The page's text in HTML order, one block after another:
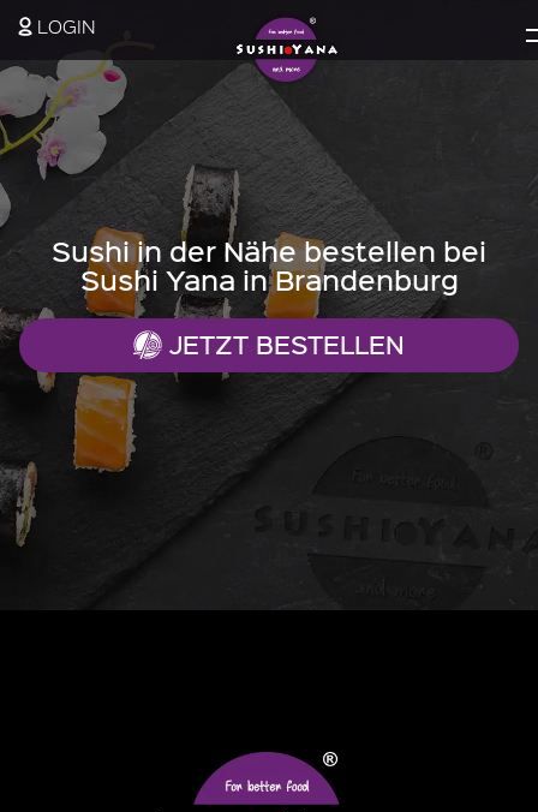
LOGIN
Sushi in der Nähe bestellen bei
Sushi Yana in Brandenburg
JETZT BESTELLEN